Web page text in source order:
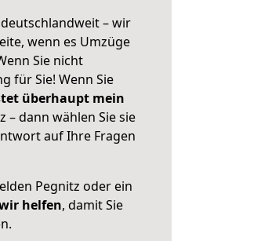
– wir
wenn es Umzüge
Sie nicht
für Sie! Wenn Sie
überhaupt mein
– dann wählen Sie sie
auf Ihre Fragen
Pegnitz oder ein
helfen, damit Sie